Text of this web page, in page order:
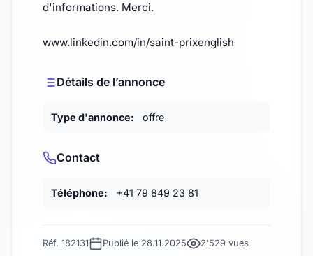
d'informations. Merci.
www.linkedin.com/in/saint-prixenglish
Détails de l’annonce
Type d'annonce: offre
Contact
Téléphone: +41 79 849 23 81
Réf. 182131 Publié le 28.11.2025 2'529 vues